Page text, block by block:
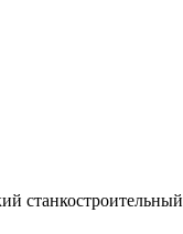
станкостроительный